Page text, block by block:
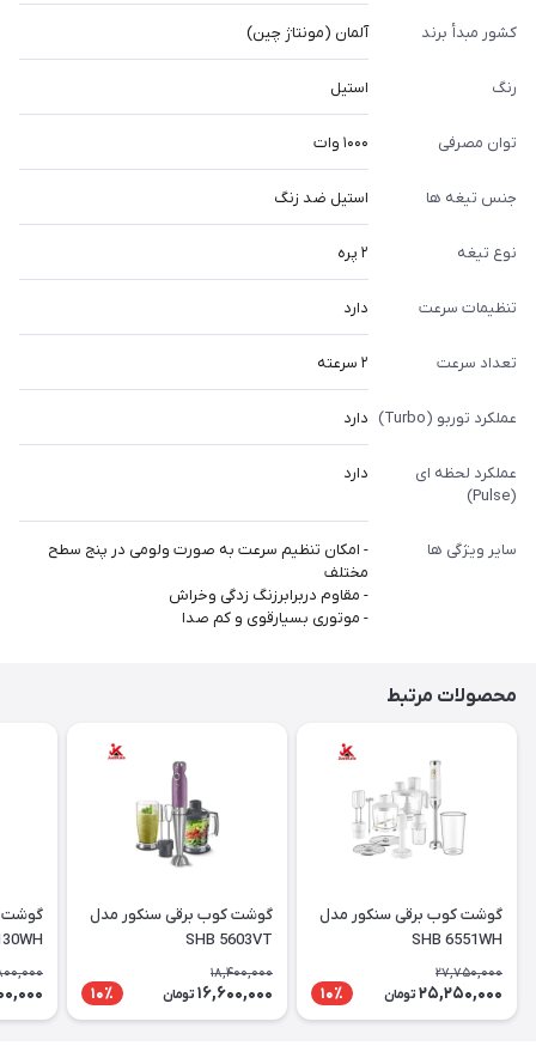
کشور مبدأ برند آلمان (مونتاژ چین)
رنگ استیل
توان مصرفی ۱۰۰۰ وات
جنس تیغه ها استیل ضد زنگ
نوع تیغه ۲ پره
تنظیمات سرعت دارد
تعداد سرعت ۲ سرعته
عملکرد توربو (Turbo) دارد
عملکرد لحظه ای
(Pulse)
دارد
سایر ویژگی ها
- امکان تنظیم سرعت به صورت ولومی در پنج سطح
مختلف
- مقاوم دربرابرزنگ زدگی وخراش
- موتوری بسیارقوی و کم صدا
محصولات مرتبط
گوشت کوب برقی سنکور مدل
SHB 6551WH
27,750,000
25,250,000 تومان 10٪
گوشت کوب برقی سنکور مدل
SHB 5603VT
18,400,000
16,600,000 تومان 10٪